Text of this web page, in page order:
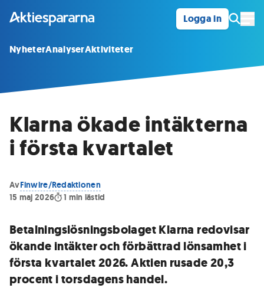
Logga in
NyheterAnalyserAktiviteter
Klarna ökade intäkterna
i första kvartalet
AvFinwire/Redaktionen
15 maj 2026
1 min lästid
Betalningslösningsbolaget Klarna redovisar
ökande intäkter och förbättrad lönsamhet i
första kvartalet 2026. Aktien rusade 20,3
procent i torsdagens handel.